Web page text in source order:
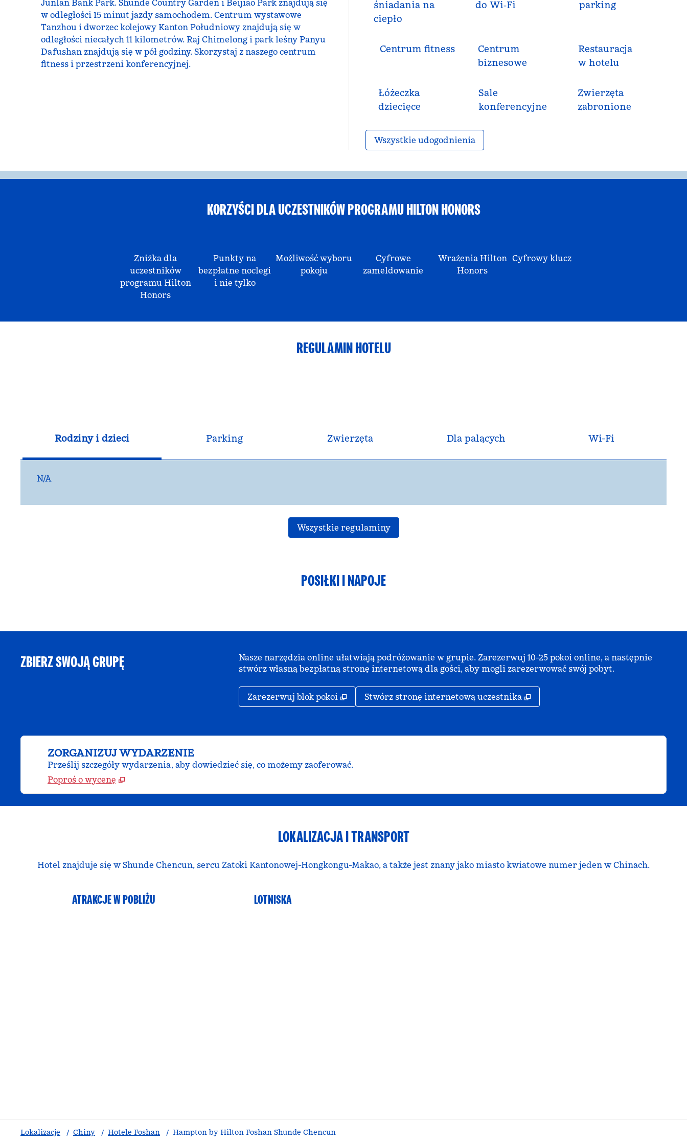
Junlan Bank Park. Shunde Country Garden i Beijiao Park znajdują się
w odległości 15 minut jazdy samochodem. Centrum wystawowe
Tanzhou i dworzec kolejowy Kanton Południowy znajdują się w
odległości niecałych 11 kilometrów. Raj Chimelong i park leśny Panyu
Dafushan znajdują się w pół godziny. Skorzystaj z naszego centrum
fitness i przestrzeni konferencyjnej.
śniadania na
ciepło
do Wi‑Fi
parking
Centrum fitness
Centrum
biznesowe
Restauracja
w hotelu
Łóżeczka
dziecięce
Sale
konferencyjne
Zwierzęta
zabronione
Wszystkie udogodnienia
KORZYŚCI DLA UCZESTNIKÓW PROGRAMU HILTON HONORS
Zniżka dla
uczestników
programu Hilton
Honors
Punkty na
bezpłatne noclegi
i nie tylko
Możliwość wyboru
pokoju
Cyfrowe
zameldowanie
Wrażenia Hilton
Honors
Cyfrowy klucz
REGULAMIN HOTELU
Rodziny i dzieci Parking Zwierzęta Dla palących Wi-Fi
N/A
Wszystkie regulaminy
POSIŁKI I NAPOJE
ZBIERZ SWOJĄ GRUPĘ
Nasze narzędzia online ułatwiają podróżowanie w grupie. Zarezerwuj 10–25 pokoi online, a następnie
stwórz własną bezpłatną stronę internetową dla gości, aby mogli zarezerwować swój pobyt.
Zarezerwuj blok pokoi , Otwiera treści w nowej karcie
Stwórz stronę internetową uczestnika ,
ZORGANIZUJ WYDARZENIE
Prześlij szczegóły wydarzenia, aby dowiedzieć się, co możemy zaoferować.
Poproś o wycenę
LOKALIZACJA I TRANSPORT
Hotel znajduje się w Shunde Chencun, sercu Zatoki Kantonowej-Hongkongu-Makao, a także jest znany jako miasto kwiatowe numer jeden w Chinach.
ATRAKCJE W POBLIŻU LOTNISKA
Lokalizacje / Chiny / Hotele Foshan / Hampton by Hilton Foshan Shunde Chencun